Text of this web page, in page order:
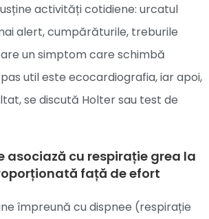
activități cotidiene: urcatul
alert, cumpărăturile, treburile
un simptom care schimbă
util este ecocardiografia, iar apoi,
se discută Holter sau test de
asociază cu respirație grea la
față de efort
împreună cu dispnee (respirație